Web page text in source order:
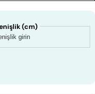
(cm)